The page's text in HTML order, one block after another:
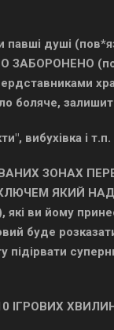
павші душі
ЗАБОРОНЕНО
боляче,
вибухівка і т.п.
ЗОНАХ
ЯКИЙ
ви йому
буде
підірвати
ІГРОВИХ